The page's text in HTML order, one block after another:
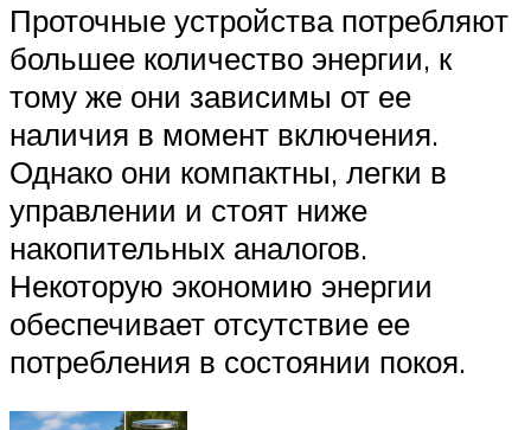
Проточные устройства потребляют
большее количество энергии, к
тому же они зависимы от ее
наличия в момент включения.
Однако они компактны, легки в
управлении и стоят ниже
накопительных аналогов.
Некоторую экономию энергии
обеспечивает отсутствие ее
потребления в состоянии покоя.